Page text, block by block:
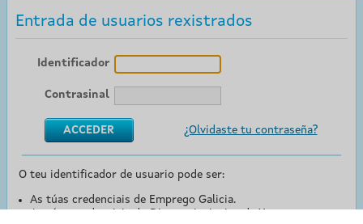
Entrada de usuarios rexistrados
Identificador
Contrasinal
¿Olvidaste tu contraseña?
O teu identificador de usuario pode ser:
As túas credenciais de Emprego Galicia.